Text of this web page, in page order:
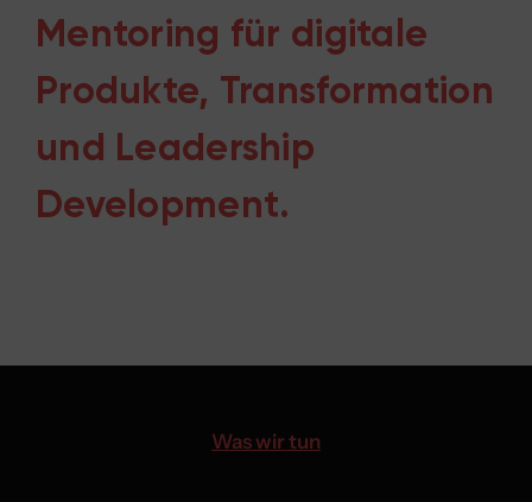
Mentoring für digitale
Produkte, Transformation
und Leadership
Development.
Was wir tun